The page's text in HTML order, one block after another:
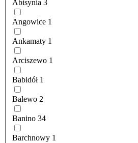
Abisynia 3
Angowice 1
Ankamaty 1
Arciszewo 1
Babidół 1
Balewo 2
Banino 34
Barchnowy 1